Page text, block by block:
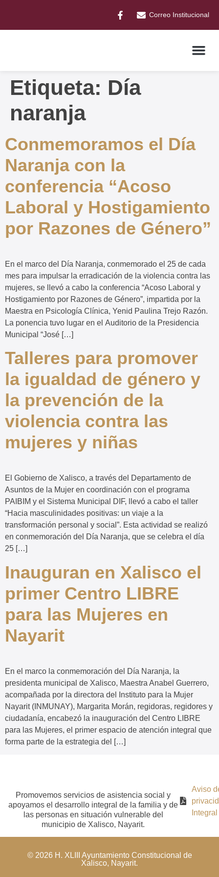
Correo Institucional
Etiqueta: Día
naranja
Conmemoramos el Día
Naranja con la
conferencia “Acoso
Laboral y Hostigamiento
por Razones de Género”
En el marco del Día Naranja, conmemorado el 25 de cada
mes para impulsar la erradicación de la violencia contra las
mujeres, se llevó a cabo la conferencia “Acoso Laboral y
Hostigamiento por Razones de Género”, impartida por la
Maestra en Psicología Clínica, Yenid Paulina Trejo Razón.
La ponencia tuvo lugar en el Auditorio de la Presidencia
Municipal “José […]
Talleres para promover
la igualdad de género y
la prevención de la
violencia contra las
mujeres y niñas
El Gobierno de Xalisco, a través del Departamento de
Asuntos de la Mujer en coordinación con el programa
PAIBIM y el Sistema Municipal DIF, llevó a cabo el taller
“Hacia masculinidades positivas: un viaje a la
transformación personal y social”. Esta actividad se realizó
en conmemoración del Día Naranja, que se celebra el día
25 […]
Inauguran en Xalisco el
primer Centro LIBRE
para las Mujeres en
Nayarit
En el marco la conmemoración del Día Naranja, la
presidenta municipal de Xalisco, Maestra Anabel Guerrero,
acompañada por la directora del Instituto para la Mujer
Nayarit (INMUNAY), Margarita Morán, regidoras, regidores y
ciudadanía, encabezó la inauguración del Centro LIBRE
para las Mujeres, el primer espacio de atención integral que
forma parte de la estrategia del […]
Promovemos servicios de asistencia social y
apoyamos el desarrollo integral de la familia y de
las personas en situación vulnerable del
municipio de Xalisco, Nayarit.
Aviso
Integral
© 2026 H. XLIII Ayuntamiento Constitucional de
Xalisco, Nayarit.